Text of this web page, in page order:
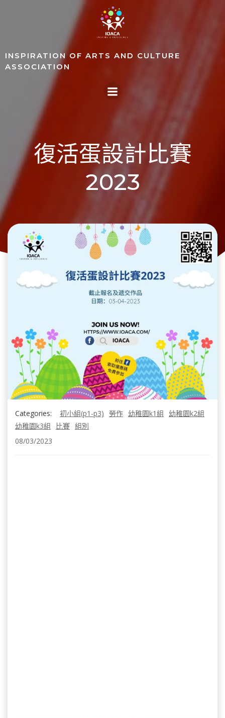
Skip
to
content
INSPIRATION OF ARTS AND CULTURE
ASSOCIATION
復活蛋設計比賽
2023
Categories: 初小組(p1-p3) 勞作 幼稚園k1組
幼稚園k2組
幼稚園k3組
比賽 組別
08/03/2023